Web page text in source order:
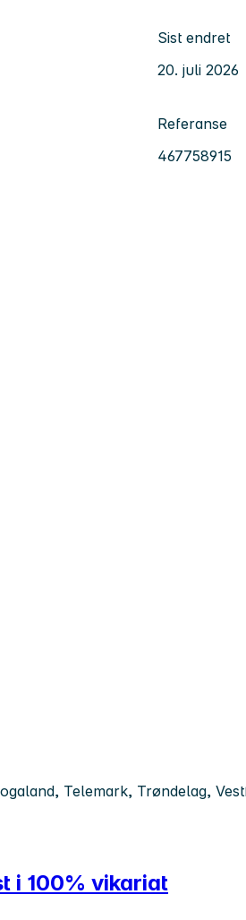
Sist endret
20. juli 2026
Referanse
467758915
Telemark, Trøndelag,
i 100% vikariat